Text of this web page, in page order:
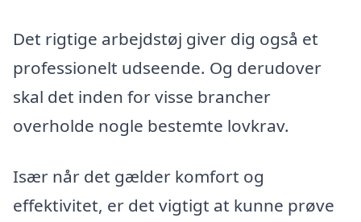
Det rigtige arbejdstøj giver dig også et
professionelt udseende. Og derudover
skal det inden for visse brancher
overholde nogle bestemte lovkrav.
Især når det gælder komfort og
effektivitet, er det vigtigt at kunne prøve